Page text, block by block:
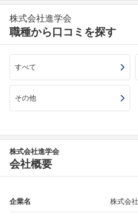
フォロー
株式会社進学会
職種から口コミを探す
すべて
その他
株式会社進学会
会社概要
企業名 株式会